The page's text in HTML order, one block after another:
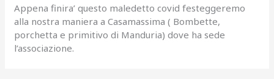
Appena finira’ questo maledetto covid festeggeremo
alla nostra maniera a Casamassima ( Bombette,
porchetta e primitivo di Manduria) dove ha sede
l’associazione.